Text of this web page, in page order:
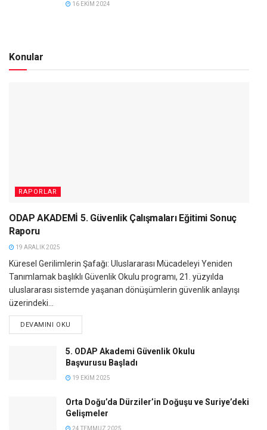
16 EKIM 2024
Konular
RAPORLAR
ODAP AKADEMİ 5. Güvenlik Çalışmaları Eğitimi Sonuç
Raporu
19 ARALIK 2025
Küresel Gerilimlerin Şafağı: Uluslararası Mücadeleyi Yeniden
Tanımlamak başlıklı Güvenlik Okulu programı, 21. yüzyılda
uluslararası sistemde yaşanan dönüşümlerin güvenlik anlayışı
üzerindeki...
DEVAMINI OKU
5. ODAP Akademi Güvenlik Okulu
Başvurusu Başladı
19 EKIM 2025
Orta Doğu’da Dürziler’in Doğuşu ve Suriye’deki
Gelişmeler
24 TEMMUZ 2025